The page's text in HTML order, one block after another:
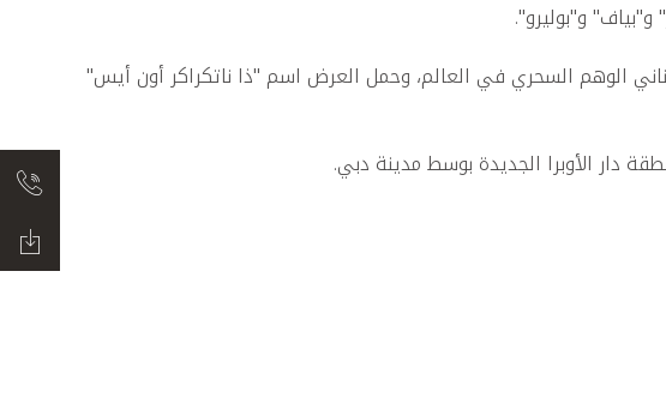
و"بوليرو".
الوهم السحري في العالم، وحمل العرض اسم "ذا ناتكراكر أون أيس"